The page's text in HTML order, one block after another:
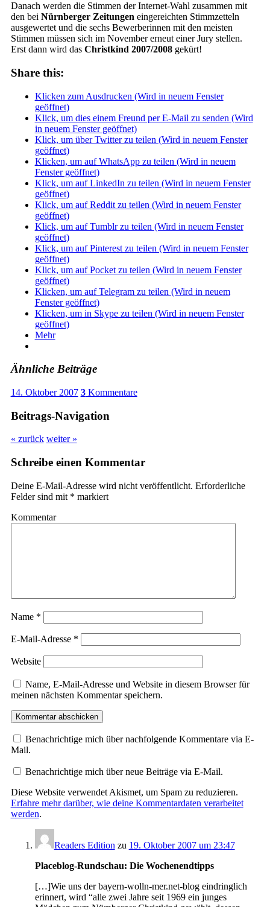
Danach werden die Stimmen der Internet-Wahl zusammen mit
den bei Nürnberger Zeitungen eingereichten Stimmzetteln
ausgewertet und die sechs Bewerberinnen mit den meisten
Stimmen müssen sich im November erneut einer Jury stellen.
Erst dann wird das Christkind 2007/2008gekürt!
Share this:
Klicken zum Ausdrucken (Wird in neuem Fenster
geöffnet)
Klick, um dies einem Freund per E-Mail zu senden (Wird
in neuem Fenster geöffnet)
Klick, um über Twitter zu teilen (Wird in neuem Fenster
geöffnet)
Klicken, um auf WhatsApp zu teilen (Wird in neuem
Fenster geöffnet)
Klick, um auf LinkedIn zu teilen (Wird in neuem Fenster
geöffnet)
Klick, um auf Reddit zu teilen (Wird in neuem Fenster
geöffnet)
Klick, um auf Tumblr zu teilen (Wird in neuem Fenster
geöffnet)
Klick, um auf Pinterest zu teilen (Wird in neuem Fenster
geöffnet)
Klick, um auf Pocket zu teilen (Wird in neuem Fenster
geöffnet)
Klicken, um auf Telegram zu teilen (Wird in neuem
Fenster geöffnet)
Klicken, um in Skype zu teilen (Wird in neuem Fenster
geöffnet)
Mehr
Ähnliche Beiträge
14. Oktober 2007 3Kommentare
Beitrags-Navigation
« zurück weiter »
Schreibe einen Kommentar
Deine E-Mail-Adresse wird nicht veröffentlicht. Erforderliche
Felder sind mit * markiert
Kommentar
Name *
E-Mail-Adresse *
Website
Name, E-Mail-Adresse und Website in diesem Browser für
meinen nächsten Kommentar speichern.
Benachrichtige mich über nachfolgende Kommentare via E-
Mail.
Benachrichtige mich über neue Beiträge via E-Mail.
Diese Website verwendet Akismet, um Spam zu reduzieren.
Erfahre mehr darüber, wie deine Kommentardaten verarbeitet
werden.
Readers Edition zu 19. Oktober 2007 um 23:47
Placeblog-Rundschau: Die Wochenendtipps
[…]Wie uns der bayern-wolln-mer.net-blog eindringlich
erinnert, wird “alle zwei Jahre seit 1969 ein junges